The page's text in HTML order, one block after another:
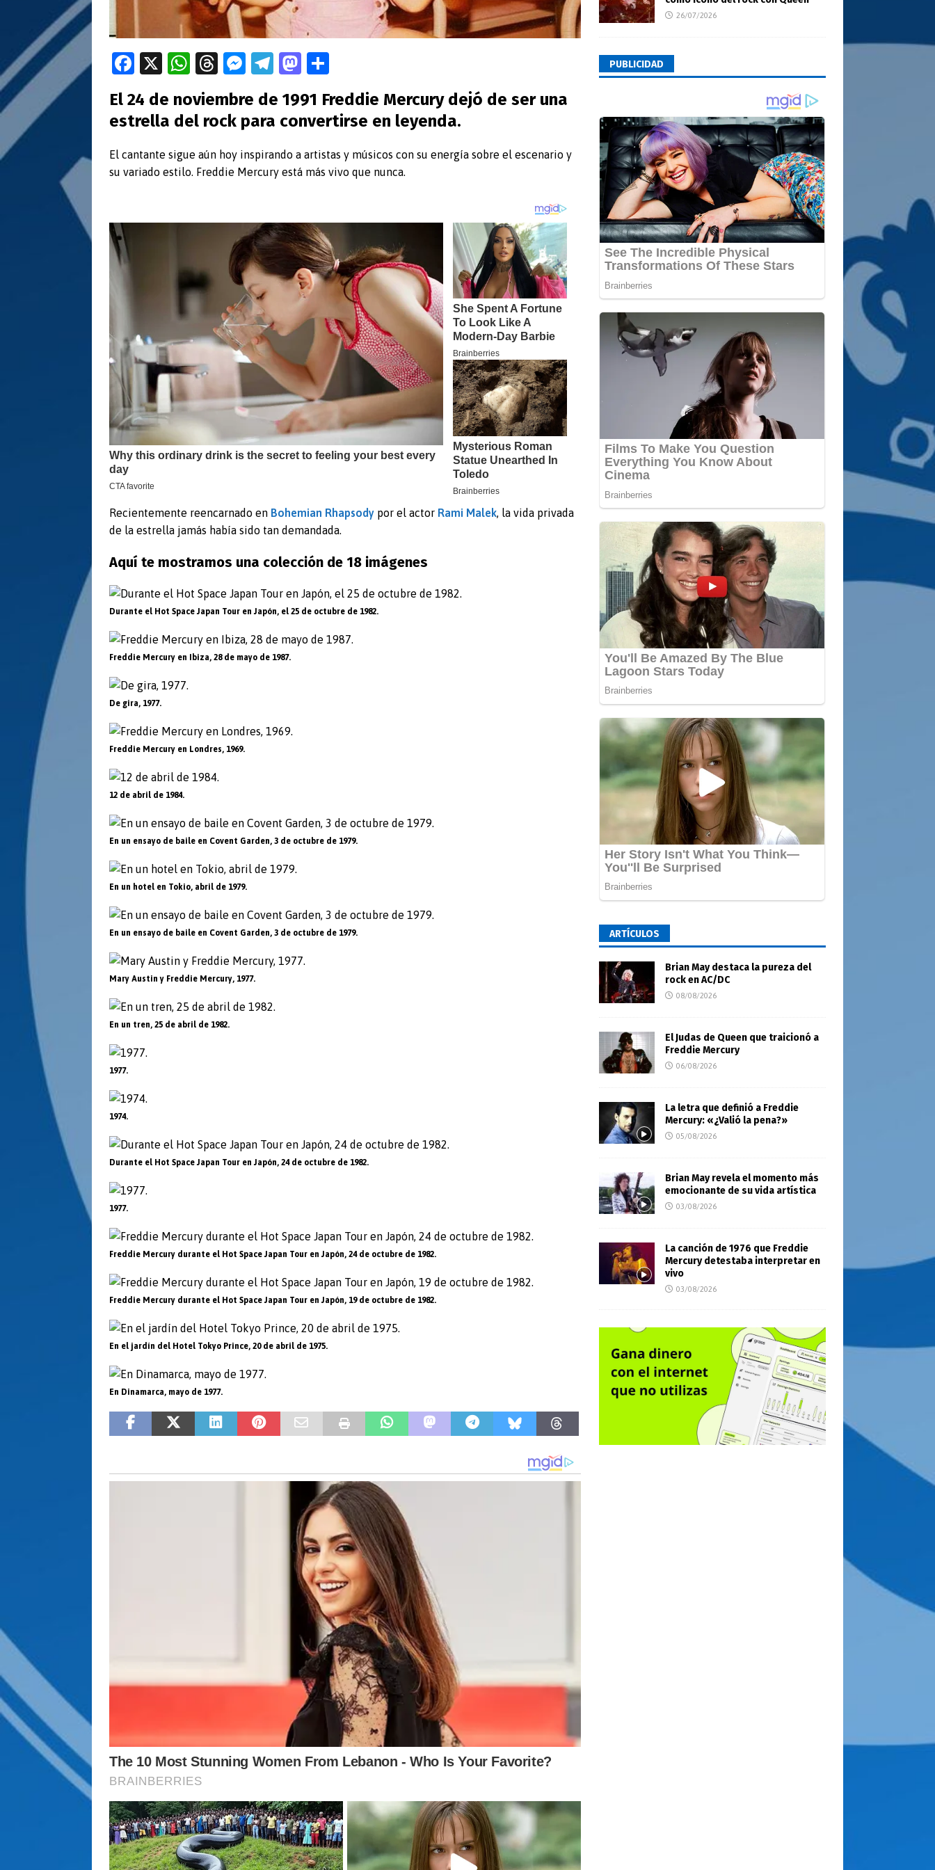
Fa
b
o
o
k
X
W
h
at
s
A
p
T
e
a
ds
M
se
n
g
er
T
e
gr
a
m
M
to
d
o
n
m
p
ar
tir
El 24 de noviembre de 1991 Freddie Mercury dejó de ser una
estrella del rock para convertirse en leyenda.
El cantante sigue aún hoy inspirando a artistas y músicos con su energía sobre el escenario y
su variado estilo. Freddie Mercury está más vivo que nunca.
Recientemente reencarnado en Bohemian Rhapsody por el actor Rami Malek, la vida privada
de la estrella jamás había sido tan demandada.
Aquí te mostramos una colección de 18 imágenes
Durante el Hot Space Japan Tour en Japón, el 25 de octubre de 1982.
Freddie Mercury en Ibiza, 28 de mayo de 1987.
De gira, 1977.
Freddie Mercury en Londres, 1969.
12 de abril de 1984.
En un ensayo de baile en Covent Garden, 3 de octubre de 1979.
En un hotel en Tokio, abril de 1979.
En un ensayo de baile en Covent Garden, 3 de octubre de 1979.
Mary Austin y Freddie Mercury, 1977.
En un tren, 25 de abril de 1982.
1977.
1974.
Durante el Hot Space Japan Tour en Japón, 24 de octubre de 1982.
1977.
Freddie Mercury durante el Hot Space Japan Tour en Japón, 24 de octubre de 1982.
Freddie Mercury durante el Hot Space Japan Tour en Japón, 19 de octubre de 1982.
En el jardín del Hotel Tokyo Prince, 20 de abril de 1975.
En Dinamarca, mayo de 1977.
26/07/2026
PUBLICIDAD
ARTÍCULOS
Brian May destaca la pureza del
rock en AC/DC
08/08/2026
El Judas de Queen que traicionó a
Freddie Mercury
06/08/2026
La letra que definió a Freddie
Mercury: «¿Valió la pena?»
05/08/2026
Brian May revela el momento más
emocionante de su vida artística
03/08/2026
La canción de 1976 que Freddie
Mercury detestaba interpretar en
vivo
03/08/2026